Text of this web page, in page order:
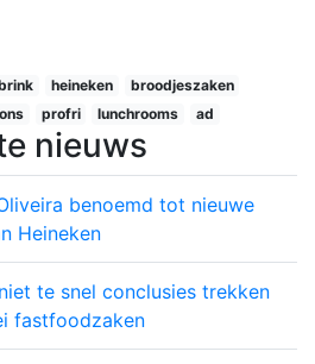
heineken
broodjeszaken
profri lunchrooms ad
nieuws
benoemd tot nieuwe
Heineken
te snel conclusies trekken
fastfoodzaken